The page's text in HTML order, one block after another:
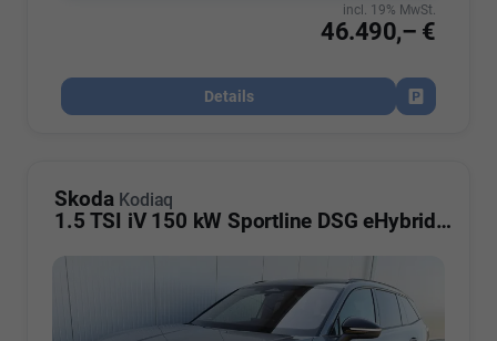
46.490,– €
incl. 19% MwSt.
Details
Fahrzeug
Skoda Kodiaq
1.5 TSI iV 150 kW Sportline DSG eHybrid Matrix Travel AHK Canton